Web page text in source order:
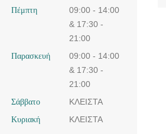
Πέμπτη
09:00 - 14:00
& 17:30 -
21:00
Παρασκευή
09:00 - 14:00
& 17:30 -
21:00
Σάββατο
ΚΛΕΙΣΤΑ
Κυριακή
ΚΛΕΙΣΤΑ